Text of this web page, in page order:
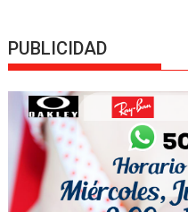
PUBLICIDAD